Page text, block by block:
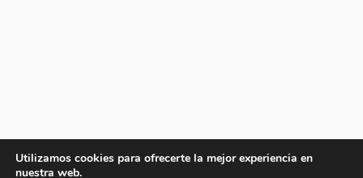
Utilizamos cookies para ofrecerte la mejor experiencia en
nuestra web.